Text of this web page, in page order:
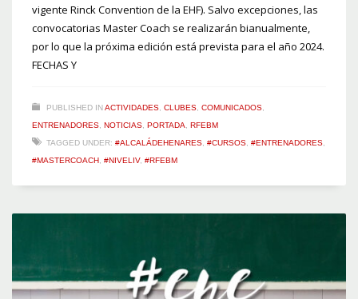
vigente Rinck Convention de la EHF). Salvo excepciones, las
convocatorias Master Coach se realizarán bianualmente,
por lo que la próxima edición está prevista para el año 2024.
FECHAS Y
PUBLISHED INACTIVIDADES CLUBES COMUNICADOS
ENTRENADORES NOTICIAS PORTADA
RFEBM
TAGGED UNDER: #ALCALÁDEHENARES #CURSOS #ENTRENADORES
#MASTERCOACH #NIVELIV, #RFEBM